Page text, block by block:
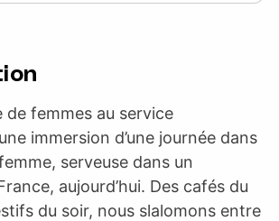
de femmes au service
immersion d’une journée dans
serveuse dans un
aujourd’hui. Des cafés du
du soir, nous slalomons entre